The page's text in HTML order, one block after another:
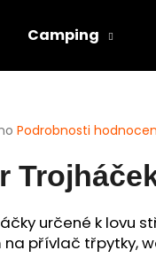
Camping
Podrobnosti
určené k lovu
přívlač třpytky,